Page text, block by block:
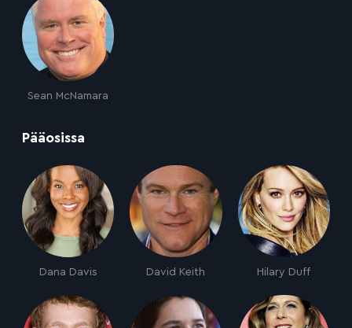
Sean McNamara
Pääosissa
Dana Davis David Keith Hilary Duff